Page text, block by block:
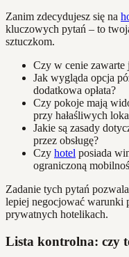
Zanim zdecydujesz się na
kluczowych pytań – to
sztuczkom.
Czy w cenie zawarte
Jak wygląda opcja
dodatkowa opłata?
Czy pokoje mają
przy hałaśliwych
Jakie są zasady
przez obsługę?
Czy hotel posiada
ograniczoną
Zadanie tych pytań
lepiej negocjować warunki
prywatnych hotelikach.
Lista kontrolna: czy